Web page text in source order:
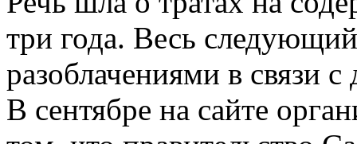
три года. Весь
разоблачениями в связи
В сентябре на сайте